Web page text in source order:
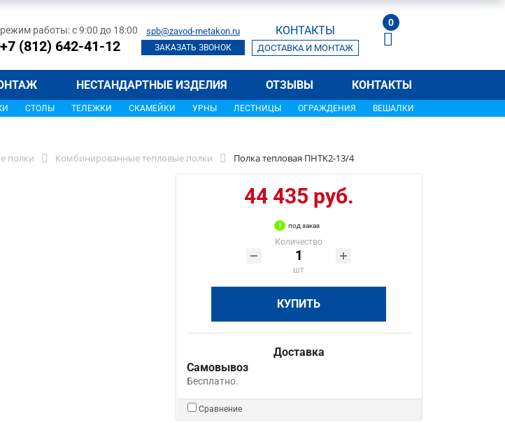
режим работы: с 9:00 до 18:00
+7 (812) 642-41-12
spb@zavod-metakon.ru
ЗАКАЗАТЬ ЗВОНОК
КОНТАКТЫ
ДОСТАВКА И МОНТАЖ
0
НЕСТАНДАРТНЫЕ ИЗДЕЛИЯ ОТЗЫВЫ КОНТАКТЫ
СТОЛЫ ТЕЛЕЖКИ СКАМЕЙКИ УРНЫ ЛЕСТНИЦЫ ОГРАЖДЕНИЯ ВЕШАЛКИ
полки Комбинированные тепловые полки Полка тепловая ПНТК2-13/4
44 435 руб.
под заказ
Количество
шт
КУПИТЬ
Доставка
Самовывоз
Бесплатно.
Сравнение